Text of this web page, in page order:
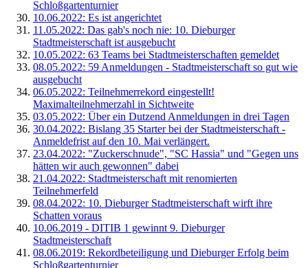
Schloßgartenturnier
10.06.2022: Es ist angerichtet
11.05.2022: Das gab's noch nie: 10. Dieburger
Stadtmeisterschaft ist ausgebucht
10.05.2022: 63 Teams bei Stadtmeisterschaften gemeldet
08.05.2022: 59 Anmeldungen - Stadtmeisterschaft so gut wie
ausgebucht
06.05.2022: Teilnehmerrekord eingestellt!
Maximalteilnehmerzahl in Sichtweite
03.05.2022: Über ein Dutzend Anmeldungen in drei Tagen
30.04.2022: Bislang 35 Starter bei der Stadtmeisterschaft -
Anmeldefrist auf den 10. Mai verlängert.
23.04.2022: "Zuckerschnude", "SC Hassia" und "Gegen uns
hätten wir auch gewonnen" dabei
21.04.2022: Stadtmeisterschaft mit renomierten
Teilnehmerfeld
08.04.2022: 10. Dieburger Stadtmeisterschaft wirft ihre
Schatten voraus
10.06.2019 - DITIB 1 gewinnt 9. Dieburger
Stadtmeisterschaft
08.06.2019: Rekordbeteiligung und Dieburger Erfolg beim
Schloßgartenturnier